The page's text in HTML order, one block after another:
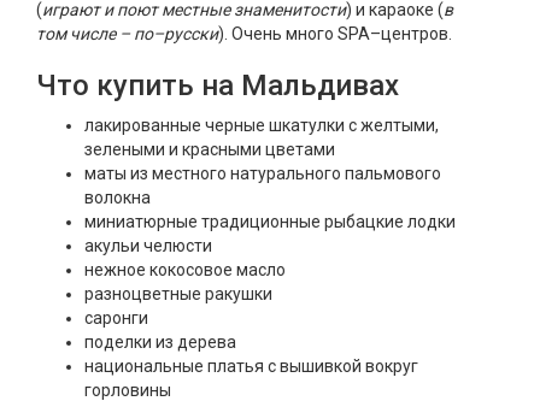
(играют и поют местные знаменитости) и караоке (в
том числе – по–русски). Очень много SPA–центров.
Что купить на Мальдивах
лакированные черные шкатулки с желтыми,
зелеными и красными цветами
маты из местного натурального пальмового
волокна
миниатюрные традиционные рыбацкие лодки
акульи челюсти
нежное кокосовое масло
разноцветные ракушки
саронги
поделки из дерева
национальные платья с вышивкой вокруг
горловины